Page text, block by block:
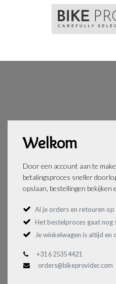
Welkom
Door een account aan te
betalingsproces sneller
opslaan, bestellingen bekijken
Al je orders en retouren op
Het bestelproces gaat nog
Je winkelwagen is altijd en
+31 6 2535 4421
orders@bikeprovider.com